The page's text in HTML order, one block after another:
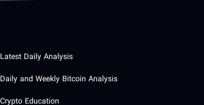
Latest Daily Analysis
Daily and Weekly Bitcoin Analysis
Crypto Education